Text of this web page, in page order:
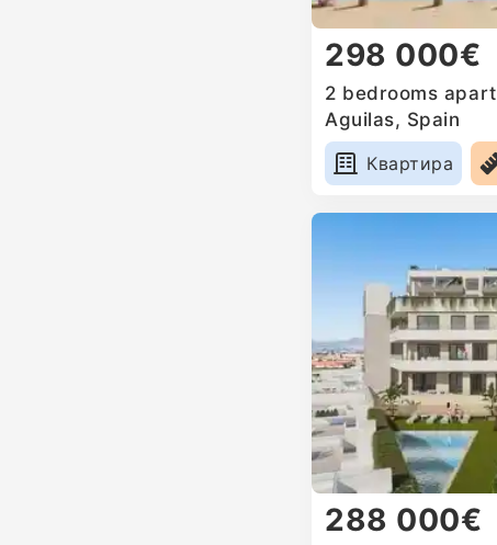
298 000€
2 bedrooms
Aguilas, Spain
Квартира
288 000€